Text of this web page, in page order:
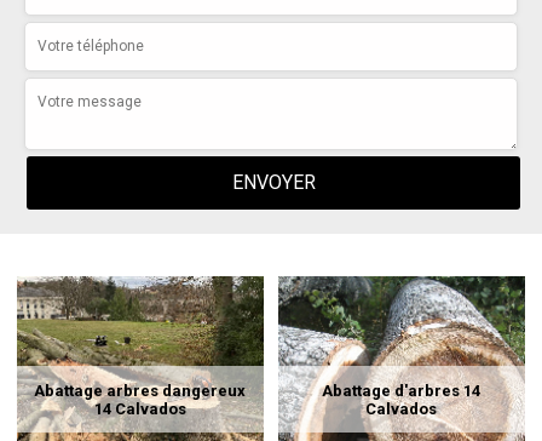
Abattage arbres dangereux
14 Calvados
Abattage d'arbres 14
Calvados